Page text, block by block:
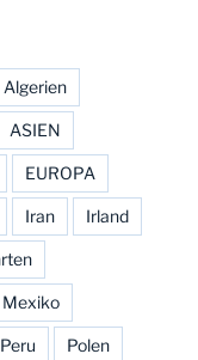
Algerien
ASIEN
EUROPA
Iran Irland
Mexiko
Peru Polen